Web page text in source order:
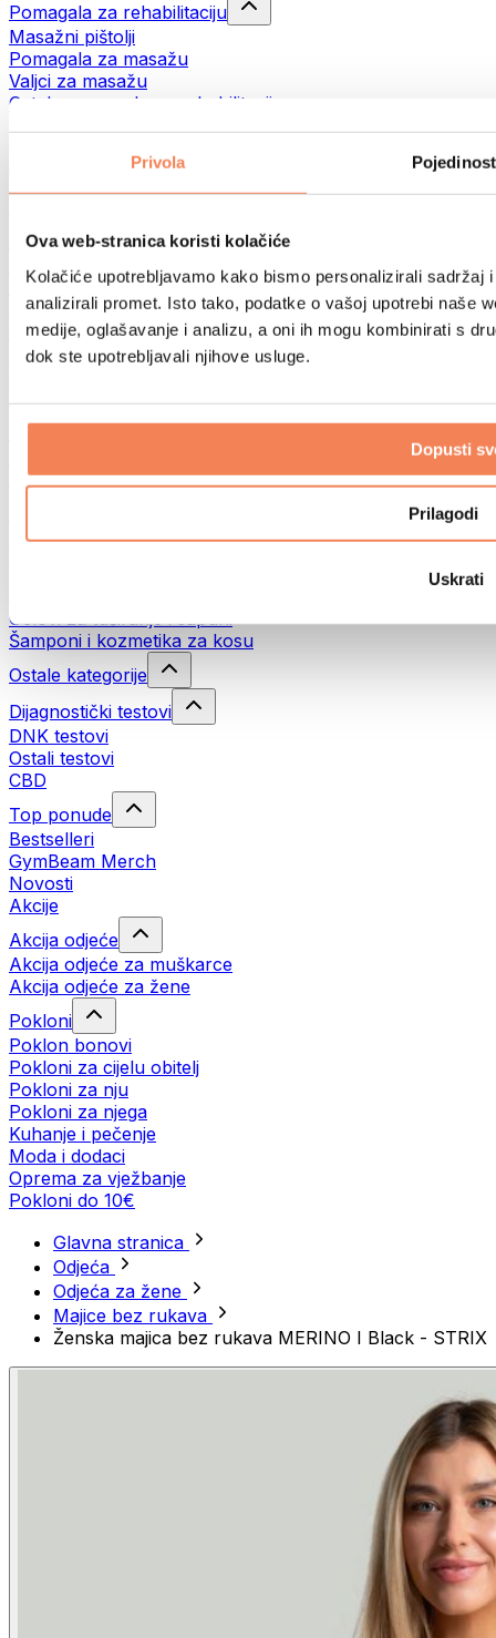
Privola
Ova web-stranica koristi kolačiće
Kolačiće upotrebljavamo kako bismo personalizirali sadržaj
analizirali promet. Isto tako, podatke o vašoj upotrebi naše
medije, oglašavanje i analizu, a oni ih mogu kombinirati s
dok ste upotrebljavali njihove usluge.
Dopusti
Prilagodi
Uskrati
Pomagala za rehabilitaciju
Masažni pištolji
Pomagala za masažu
Valjci za masažu
Ostala pomagala za rehabilitaciju
Torbe i ruksaci
Torbe za hranu i dodaci
Oprema prema aktivnosti
Trčanje
Borilački sportovi
Biciklizam
Joga i pilates
Terapija hladnom vodom
Planinarenje
Filteri i vrčevi za vodu
Deterdženti za rublje
Gelovi za tuširanje i sapuni
Šamponi i kozmetika za kosu
Ostale kategorije
Dijagnostički testovi
DNK testovi
Ostali testovi
CBD
Top ponude
Bestselleri
GymBeam Merch
Novosti
Akcije
Akcija odjeće
Akcija odjeće za muškarce
Akcija odjeće za žene
Pokloni
Poklon bonovi
Pokloni za cijelu obitelj
Pokloni za nju
Pokloni za njega
Kuhanje i pečenje
Moda i dodaci
Oprema za vježbanje
Pokloni do 10€
Glavna stranica
Odjeća
Odjeća za žene
Majice bez rukava
Ženska majica bez rukava MERINO I Black - STRIX